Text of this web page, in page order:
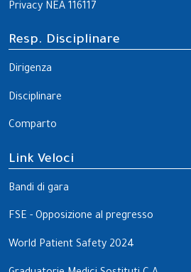
Privacy NEA 116117
Resp. Disciplinare
Dirigenza
Disciplinare
Comparto
Link Veloci
Bandi di gara
FSE - Opposizione al pregresso
World Patient Safety 2024